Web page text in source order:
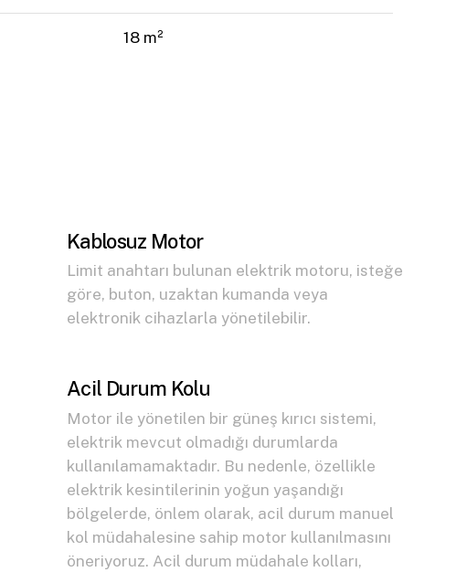
18 m²
Kablosuz Motor
Limit anahtarı bulunan elektrik motoru, isteğe
göre, buton, uzaktan kumanda veya
elektronik cihazlarla yönetilebilir.
Acil Durum Kolu
Motor ile yönetilen bir güneş kırıcı sistemi,
elektrik mevcut olmadığı durumlarda
kullanılamamaktadır. Bu nedenle, özellikle
elektrik kesintilerinin yoğun yaşandığı
bölgelerde, önlem olarak, acil durum manuel
kol müdahalesine sahip motor kullanılmasını
öneriyoruz. Acil durum müdahale kolları,